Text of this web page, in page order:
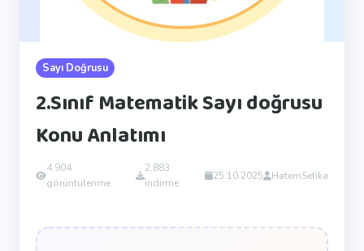
Sayı Doğrusu
2.Sınıf Matematik Sayı doğrusu
Konu Anlatımı
4,904
görüntülenme
2,883
indirme
25.10.2025 HatemSefika